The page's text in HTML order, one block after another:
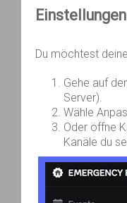
Einstellungen
Du möchtest
Gehe auf
Server).
Wähle
Oder öffne
Kanäle du